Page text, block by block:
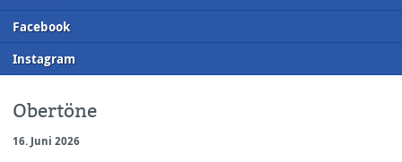
Facebook
Instagram
Obertöne
16. Juni 2026